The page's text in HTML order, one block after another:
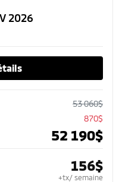
2026
53 060$
870$
52 190$
156$
+tx/ semaine